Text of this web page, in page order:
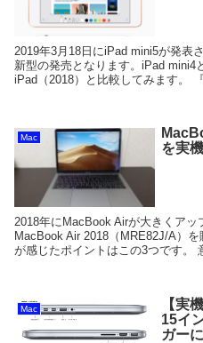
2019年3月18日にiPad mini5が発表
新型の発売となります。iPad mini4
iPad（2018）と比較してみます。
Mac
を実
2018年にMacBook Airが大きくア
MacBook Air 2018（MRE82J/A）
が感じたポイントはこの3つです。
Mac
【実
15イ
ガー